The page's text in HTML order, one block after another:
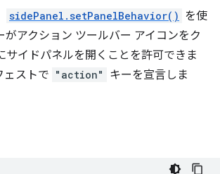
sidePanel.setPanelBehavior() を使
がアクション ツールバー アイコンをク
サイドパネルを開くことを許可できま
ェストで "action"
キーを宣言しま